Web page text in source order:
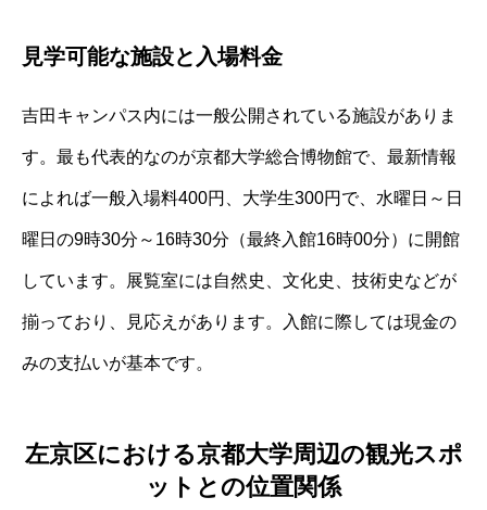
見学可能な施設と入場料金
吉田キャンパス内には一般公開されている施設がありま
す。最も代表的なのが京都大学総合博物館で、最新情報
によれば一般入場料400円、大学生300円で、水曜日～日
曜日の9時30分～16時30分（最終入館16時00分）に開館
しています。展覧室には自然史、文化史、技術史などが
揃っており、見応えがあります。入館に際しては現金の
みの支払いが基本です。
左京区における京都大学周辺の観光スポ
ットとの位置関係